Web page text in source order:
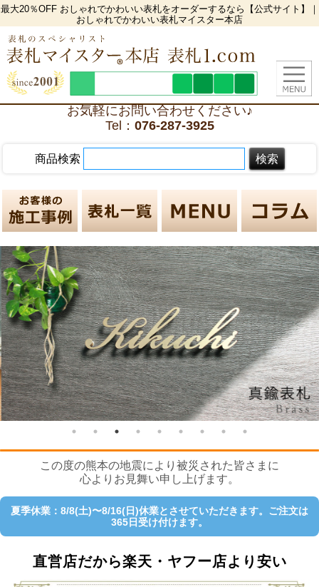
最大20％OFF おしゃれでかわいい表札をオーダーするなら【公式サイト】｜
おしゃれでかわいい表札マイスター本店
お気軽にお問い合わせください♪
Tel： 076-287-3925
商品検索
この度の熊本の地震により被災された皆さまに
心よりお見舞い申し上げます。
夏季休業：8/8(土)〜8/16(日)休業とさせていただきます。ご注文は
365日受け付けます。
直営店だから楽天・ヤフー店より安い